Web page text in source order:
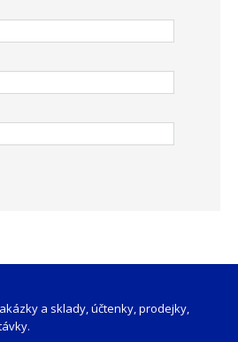
a sklady, účtenky, prodejky,